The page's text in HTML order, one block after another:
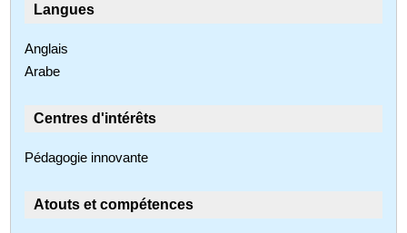
Langues
Anglais
Arabe
Centres d'intérêts
Pédagogie innovante
Atouts et compétences